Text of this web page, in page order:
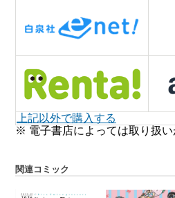
上記以外で購入する
※ 電子書店によっては取り扱
関連コミック